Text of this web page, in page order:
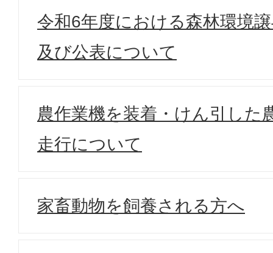
令和6年度における森林環境
及び公表について
農作業機を装着・けん引した
走行について
家畜動物を飼養される方へ